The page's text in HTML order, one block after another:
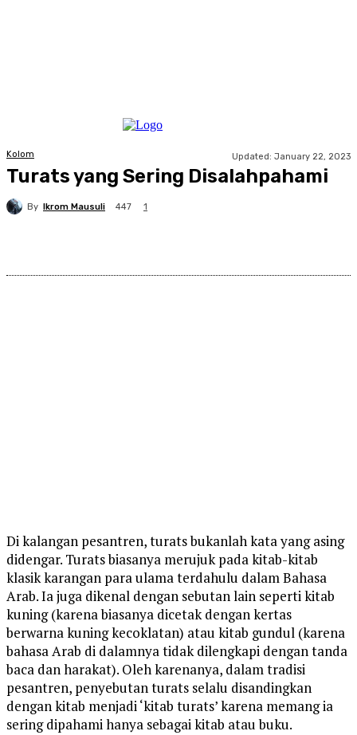
Kolom Updated: January 22, 2023
Turats yang Sering Disalahpahami
By Ikrom Mausuli 447 1
Di kalangan pesantren, turats bukanlah kata yang asing
didengar. Turats biasanya merujuk pada kitab-kitab
klasik karangan para ulama terdahulu dalam Bahasa
Arab. Ia juga dikenal dengan sebutan lain seperti kitab
kuning (karena biasanya dicetak dengan kertas
berwarna kuning kecoklatan) atau kitab gundul (karena
bahasa Arab di dalamnya tidak dilengkapi dengan tanda
baca dan harakat). Oleh karenanya, dalam tradisi
pesantren, penyebutan turats selalu disandingkan
dengan kitab menjadi ‘kitab turats’ karena memang ia
sering dipahami hanya sebagai kitab atau buku.